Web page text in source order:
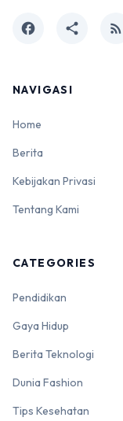
facebook share rss_feed
NAVIGASI
Home
Berita
Kebijakan Privasi
Tentang Kami
CATEGORIES
Pendidikan
Gaya Hidup
Berita Teknologi
Dunia Fashion
Tips Kesehatan